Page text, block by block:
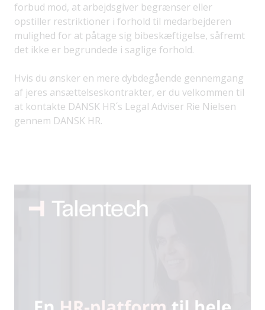
forbud mod, at arbejdsgiver begrænser eller
opstiller restriktioner i forhold til medarbejderen
mulighed for at påtage sig bibeskæftigelse, såfremt
det ikke er begrundede i saglige forhold.
Hvis du ønsker en mere dybdegående gennemgang
af jeres ansættelseskontrakter, er du velkommen til
at kontakte DANSK HR´s Legal Adviser Rie Nielsen
gennem DANSK HR.